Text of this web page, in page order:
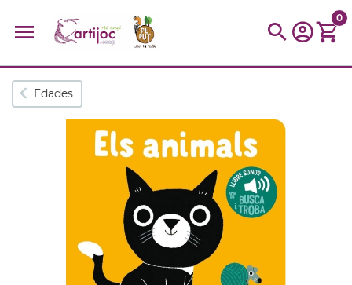
Búsquedas populares
muñeca Parchís Moulin
montessori
kidynight Puzzle
Botella
0
Edades